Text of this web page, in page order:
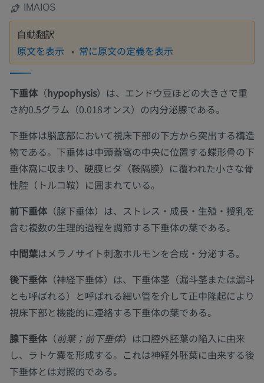
IMAIOS
自動翻訳
原文を表示 常に原文の定義を表示
下垂体 （hypophysis）は、エンドウ豆ほどの大きさで重
さ約0.5グラム（0.018オンス）の内分泌腺である。
下垂体は脳底部において視床下部の下方から突出する構造
物である。下垂体は中頭蓋窩の中央に位置する蝶形骨の下
垂体窩に収まり、硬膜ヒダ（鞍隔膜）に覆われた小さな骨
性腔（トルコ鞍）に囲まれている。
前下垂体 （腺下垂体）は、ストレス・成長・生殖・授乳を
含む複数の生理的過程を調節する下垂体の葉である。
中間葉はメラノサイト刺激ホルモンを合成・分泌する。
後下垂体 （神経下垂体）は、下垂体茎（漏斗茎または漏斗
とも呼ばれる）と呼ばれる細い管を介して正中隆起により
視床下部と機能的に連絡する下垂体の葉である。
腺下垂体 （前葉；前下垂体）は口腔外胚葉の陥入に由来
し、ラトケ嚢を形成する。これは神経外胚葉に由来する後
下垂体とは対照的である。